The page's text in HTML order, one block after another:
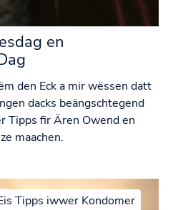
en
den Eck a mir wëssen datt
dacks beängschtegend
Tipps fir Ären Owend en
maachen.
Tipps iwwer Kondomer